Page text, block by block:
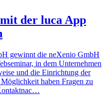
der luca App
gewinnt die neXenio GmbH
in dem Unternehmen
und die Einrichtung der
haben Fragen zu